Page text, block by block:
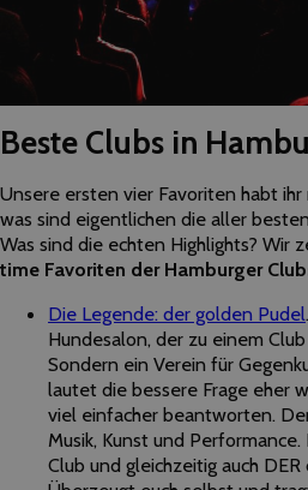
Beste Clubs in
Unsere ersten vier Favoriten habt
was sind eigentlichen die aller
Was sind die echten Highlights? Wir
time Favoriten der Hamburger
Die Legende: der golden Pudel
Hundesalon, der zu einem
Sondern ein Verein für
lautet die bessere Frage eher
viel einfacher beantworten.
Musik, Kunst und
Club und gleichzeitig auch